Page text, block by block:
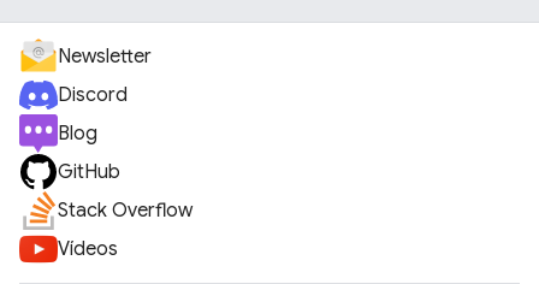
Newsletter
Discord
Blog
GitHub
Stack Overflow
Vídeos